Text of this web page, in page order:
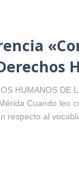
HUMANOS DE
Cuando leo
respecto al